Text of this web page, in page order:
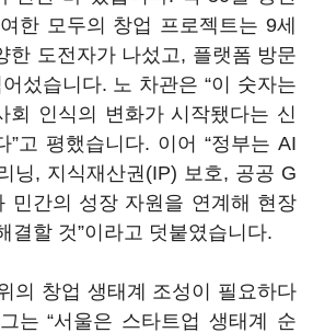
한 모두의 창업 프로젝트는 9세
한 도전자가 나섰고, 플랫폼 방문
섰습니다. 노 차관은 “이 숫자는
회 인식의 변화가 시작됐다는 신
”고 평했습니다. 이어 “정부는 AI
닝, 지식재산권(IP) 보호, 공공 G
민간의 성장 자원을 연계해 현장
결할 것”이라고 덧붙였습니다.
의 창업 생태계 조성이 필요하다
는 “서울은 스타트업 생태계 순